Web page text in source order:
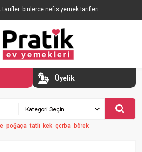
tarifleri binlerce nefis yemek tarifleri
Üyelik
poğaça tatlı kek çorba börek